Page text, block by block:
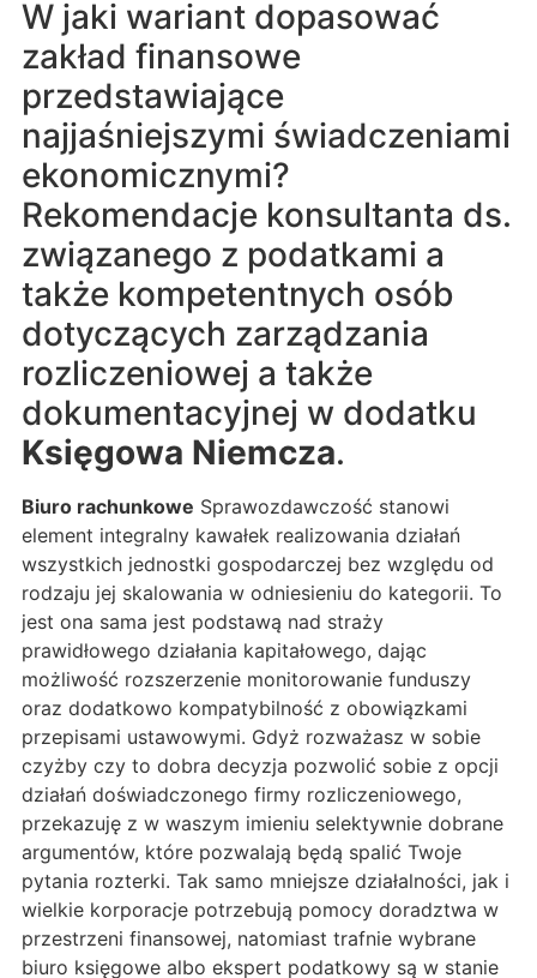
W jaki wariant dopasować
zakład finansowe
przedstawiające
najjaśniejszymi świadczeniami
ekonomicznymi?
Rekomendacje konsultanta ds.
związanego z podatkami a
także kompetentnych osób
dotyczących zarządzania
rozliczeniowej a także
dokumentacyjnej w dodatku
Księgowa Niemcza.
Biuro rachunkowe Sprawozdawczość stanowi
element integralny kawałek realizowania działań
wszystkich jednostki gospodarczej bez względu od
rodzaju jej skalowania w odniesieniu do kategorii. To
jest ona sama jest podstawą nad straży
prawidłowego działania kapitałowego, dając
możliwość rozszerzenie monitorowanie funduszy
oraz dodatkowo kompatybilność z obowiązkami
przepisami ustawowymi. Gdyż rozważasz w sobie
czyżby czy to dobra decyzja pozwolić sobie z opcji
działań doświadczonego firmy rozliczeniowego,
przekazuję z w waszym imieniu selektywnie dobrane
argumentów, które pozwalają będą spalić Twoje
pytania rozterki. Tak samo mniejsze działalności, jak i
wielkie korporacje potrzebują pomocy doradztwa w
przestrzeni finansowej, natomiast trafnie wybrane
biuro księgowe albo ekspert podatkowy są w stanie